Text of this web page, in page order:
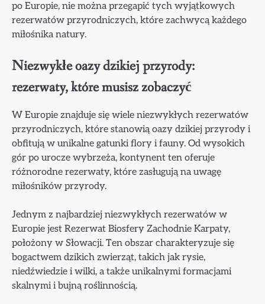
po Europie, nie można przegapić tych wyjątkowych
rezerwatów przyrodniczych, które zachwycą każdego
miłośnika natury.
Niezwykłe oazy dzikiej przyrody:
rezerwaty, które musisz zobaczyć
W Europie znajduje się wiele niezwykłych rezerwatów
przyrodniczych, które stanowią oazy dzikiej przyrody i
obfitują w unikalne gatunki flory i fauny. Od wysokich
gór po urocze wybrzeża, kontynent ten oferuje
różnorodne rezerwaty, które zasługują na uwagę
miłośników przyrody.
Jednym z najbardziej niezwykłych rezerwatów w
Europie jest Rezerwat Biosfery Zachodnie Karpaty,
położony w Słowacji. Ten obszar charakteryzuje się
bogactwem dzikich zwierząt, takich jak rysie,
niedźwiedzie i wilki, a także unikalnymi formacjami
skalnymi i bujną roślinnością.